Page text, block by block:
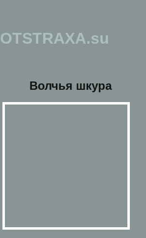
OTSTRAXA.su
Волчья шкура